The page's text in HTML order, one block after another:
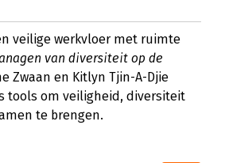
veilige werkvloer met ruimte
van diversiteit op de
Zwaan en Kitlyn Tjin-A-Djie
tools om veiligheid, diversiteit
te brengen.